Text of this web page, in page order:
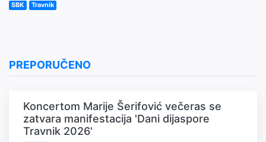
SBK Travnik
PREPORUČENO
Koncertom Marije Šerifović večeras se
zatvara manifestacija 'Dani dijaspore
Travnik 2026'